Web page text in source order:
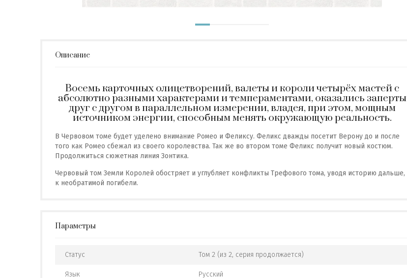
Описание
Восемь карточных олицетворений, валеты и короли четырёх мастей с
абсолютно разными характерами и темпераментами, оказались заперты
друг с другом в параллельном измерении, владея, при этом, мощным
источником энергии, способным менять окружающую реальность.
В Червовом томе будет уделено внимание Ромео и Феликсу. Феликс дважды посетит Верону до и после
того как Ромео сбежал из своего королевства. Так же во втором томе Феликс получит новый костюм.
Продолжиться сюжетная линия Зонтика.
Червовый том Земли Королей обостряет и углубляет конфликты Трефового тома, уводя историю дальше,
к необратимой погибели.
Параметры
Статус Том 2 (из 2, серия продолжается)
Язык Русский